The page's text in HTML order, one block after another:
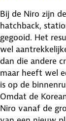
Bij de Niro zijn
hatchback,
gegooid. Het
wel
dan die andere
maar heeft wel
is op de
Omdat de
Niro vanaf de